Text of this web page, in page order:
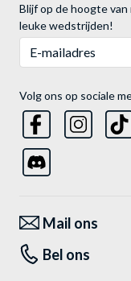
Blijf op de hoogte
leuke wedstrijden!
Volg ons op sociale
Mail ons
Bel ons